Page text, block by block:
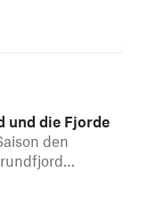
und die Fjorde
den